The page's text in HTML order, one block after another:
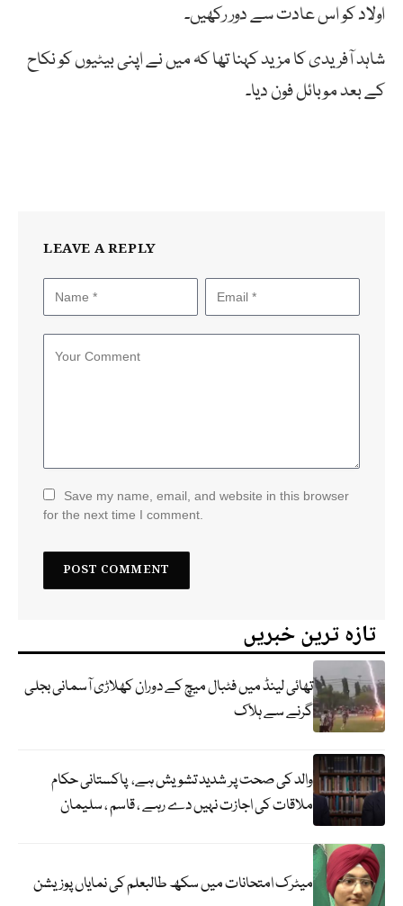
اولاد کو اس عادت سے دور رکھیں۔
شاہد آفریدی کا مزید کہنا تھا کہ میں نے اپنی بیٹیوں کو نکاح
کے بعد موبائل فون دیا۔
LEAVE A REPLY
Save my name, email, and website in this browser
for the next time I comment.
تازہ ترین خبریں
تھائی لینڈ میں فٹبال میچ کے دوران کھلاڑی آسمانی بجلی
گرنے سے ہلاک
والد کی صحت پر شدید تشویش ہے، پاکستانی حکام
ملاقات کی اجازت نہیں دے رہے ، قاسم ، سلیمان
میٹرک امتحانات میں سکھ طالبعلم کی نمایاں پوزیشن